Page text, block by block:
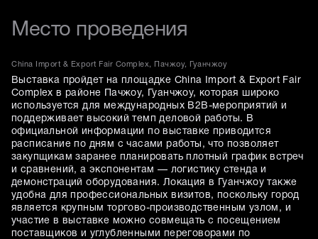
Место проведения
China Import & Export Fair Complex, Пачжоу, Гуанчжоу
Выставка пройдет на площадке China Import & Export Fair
Complex в районе Пачжоу, Гуанчжоу, которая широко
используется для международных B2B-мероприятий и
поддерживает высокий темп деловой работы. В
официальной информации по выставке приводится
расписание по дням с часами работы, что позволяет
закупщикам заранее планировать плотный график встреч
и сравнений, а экспонентам — логистику стенда и
демонстраций оборудования. Локация в Гуанчжоу также
удобна для профессиональных визитов, поскольку город
является крупным торгово-производственным узлом, и
участие в выставке можно совмещать с посещением
поставщиков и углубленными переговорами по